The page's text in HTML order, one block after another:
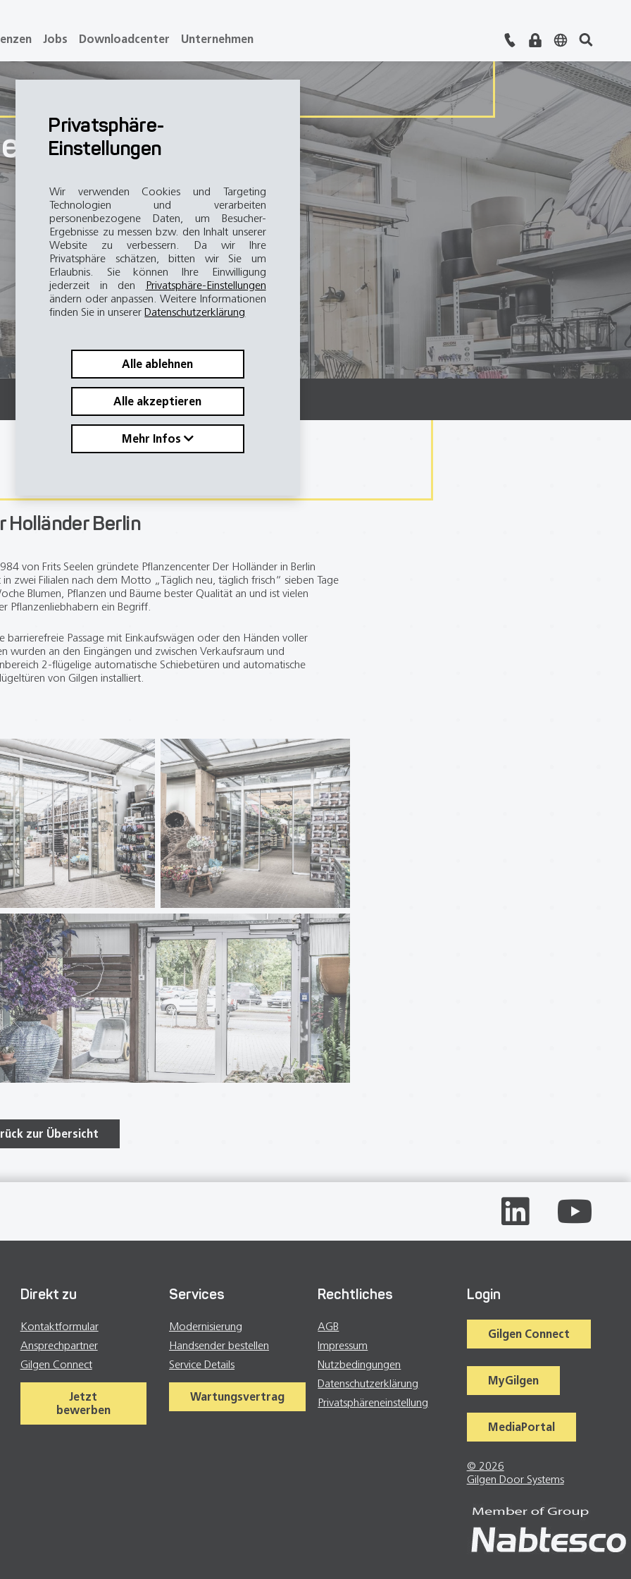
Privatsphäre-
Einstellungen
Wir verwenden Cookies und Targeting
Technologien und verarbeiten
personenbezogene Daten, um Besucher-
Ergebnisse zu messen bzw. den Inhalt unserer
Website zu verbessern. Da wir Ihre
Privatsphäre schätzen, bitten wir Sie um
Erlaubnis. Sie können Ihre Einwilligung
jederzeit in den Privatsphäre-Einstellungen
ändern oder anpassen. Weitere Informationen
finden Sie in unsererDatenschutzerklärung
Alle ablehnen
Alle akzeptieren
Mehr Infos
Jobs Downloadcenter Unternehmen
Holländer Berlin
von Frits Seelen gründete Pflanzencenter Der Holländer in Berlin
zwei Filialen nach dem Motto „Täglich neu, täglich frisch“ sieben Tage
Blumen, Pflanzen und Bäume bester Qualität an und ist vielen
Pflanzenliebhabern ein Begriff.
barrierefreie Passage mit Einkaufswägen oder den Händen voller
wurden an den Eingängen und zwischen Verkaufsraum und
2-flügelige automatische Schiebetüren und automatische
von Gilgen installiert.
zur Übersicht
Direkt zu
Kontaktformular
Ansprechpartner
Gilgen Connect
Jetzt
bewerben
Services
Modernisierung
Handsender bestellen
Service Details
Wartungsvertrag
Rechtliches
AGB
Impressum
Nutzbedingungen
Datenschutzerklärung
Privatsphäreneinstellung
Login
Gilgen Connect
MyGilgen
MediaPortal
© 2026
Gilgen Door Systems